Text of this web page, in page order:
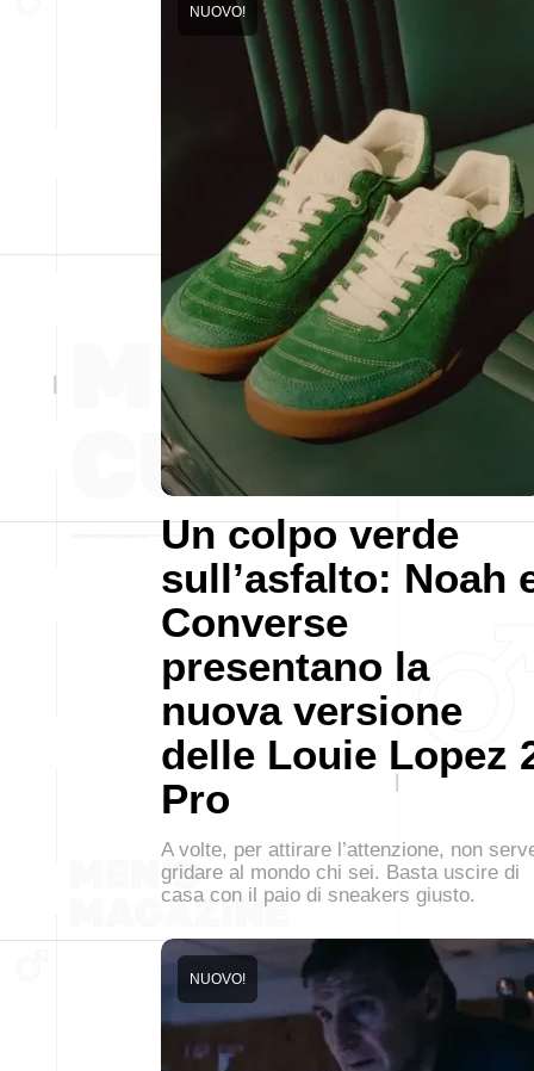
Un colpo verde
sull’asfalto: Noah
Converse
presentano la
nuova versione
delle Louie Lopez
Pro
NUOVO!
A volte, per attirare l’attenzione, non
gridare al mondo chi sei. Basta uscire di
casa con il paio di sneakers giusto.
NUOVO!